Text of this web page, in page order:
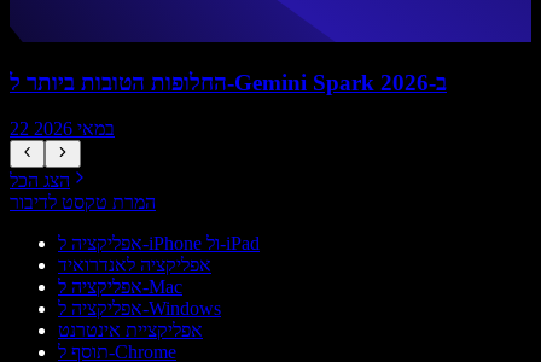
החלופות הטובות ביותר ל-Gemini Spark ב-2026
22 במאי 2026
הצג הכל
המרת טקסט לדיבור
אפליקציה ל-iPhone ול-iPad
אפליקציה לאנדרואיד
אפליקציה ל-Mac
אפליקציה ל-Windows
אפליקציית אינטרנט
תוסף ל-Chrome